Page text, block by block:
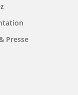
Presse